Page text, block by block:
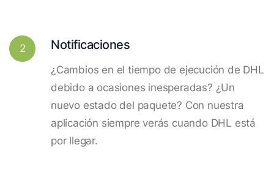
2 Notificaciones
¿Cambios en el tiempo de ejecución de DHL
debido a ocasiones inesperadas? ¿Un
nuevo estado del paquete? Con nuestra
aplicación siempre verás cuando DHL está
por llegar.